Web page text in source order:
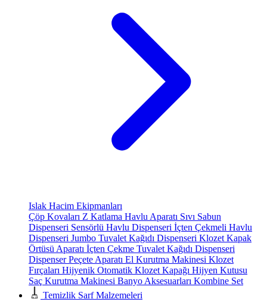
Islak Hacim Ekipmanları
Çöp Kovaları Z Katlama Havlu Aparatı Sıvı Sabun
Dispenseri Sensörlü Havlu Dispenseri İçten Çekmeli Havlu
Dispenseri Jumbo Tuvalet Kağıdı Dispenseri Klozet Kapak
Örtüsü Aparatı İçten Çekme Tuvalet Kağıdı Dispenseri
Dispenser Peçete Aparatı El Kurutma Makinesi Klozet
Fırçaları Hijyenik Otomatik Klozet Kapağı Hijyen Kutusu
Saç Kurutma Makinesi Banyo Aksesuarları Kombine Set
Temizlik Sarf Malzemeleri